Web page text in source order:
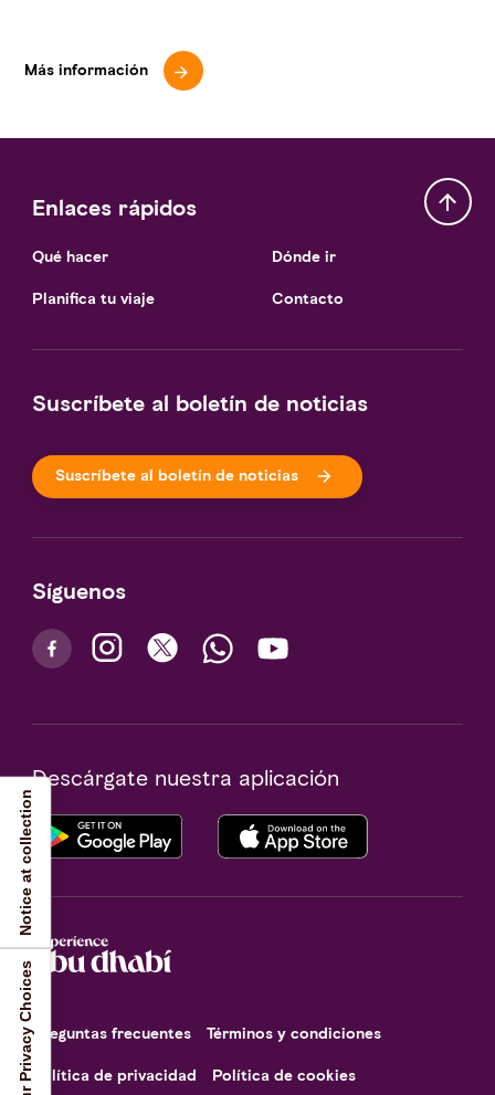
Más información
Enlaces rápidos
Qué hacer
Planifica tu viaje
Dónde ir
Contacto
Suscríbete al boletín de noticias
Suscríbete al boletín de noticias
Síguenos
Descárgate nuestra aplicación
Preguntas frecuentes Términos y condiciones
Política de privacidad Política de cookies
Your Privacy Choices
Notice at collection